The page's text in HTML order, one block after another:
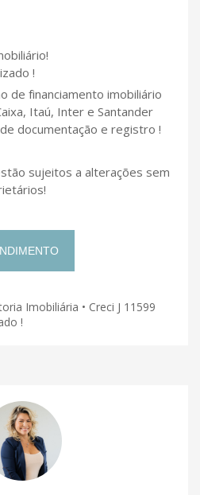
!
de financiamento imobiliário
Itaú, Inter e Santander
documentação e registro !
sujeitos a alterações sem
Imobiliária • Creci J 11599
!